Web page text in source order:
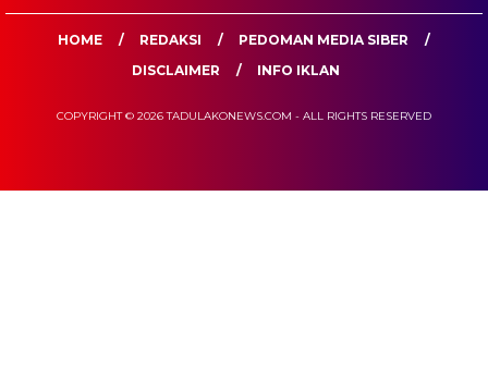
HOME REDAKSI
PEDOMAN MEDIA SIBER
DISCLAIMER
INFO IKLAN
COPYRIGHT © 2026 TADULAKONEWS.COM - ALL RIGHTS RESERVED